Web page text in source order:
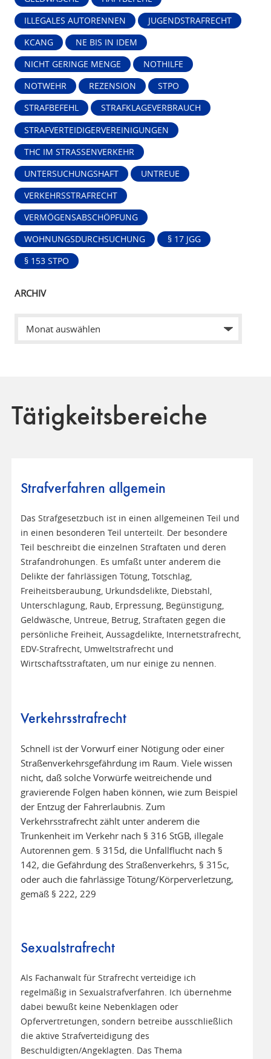
ILLEGALES AUTORENNEN JUGENDSTRAFRECHT
KCANG NE BIS IN IDEM
NICHT GERINGE MENGE NOTHILFE
NOTWEHR REZENSION STPO
STRAFBEFEHL STRAFKLAGEVERBRAUCH
STRAFVERTEIDIGERVEREINIGUNGEN
THC IM STRASSENVERKEHR
UNTERSUCHUNGSHAFT UNTREUE
VERKEHRSSTRAFRECHT
VERMÖGENSABSCHÖPFUNG
WOHNUNGSDURCHSUCHUNG § 17 JGG
§ 153 STPO
ARCHIV
Tätigkeitsbereiche
Strafverfahren allgemein
Das Strafgesetzbuch ist in einen allgemeinen Teil und
in einen besonderen Teil unterteilt. Der besondere
Teil beschreibt die einzelnen Straftaten und deren
Strafandrohungen. Es umfaßt unter anderem die
Delikte der fahrlässigen Tötung, Totschlag,
Freiheitsberaubung, Urkundsdelikte, Diebstahl,
Unterschlagung, Raub, Erpressung, Begünstigung,
Geldwäsche, Untreue, Betrug, Straftaten gegen die
persönliche Freiheit, Aussagdelikte, Internetstrafrecht,
EDV-Strafrecht, Umweltstrafrecht und
Wirtschaftsstraftaten, um nur einige zu nennen.
Verkehrsstrafrecht
Schnell ist der Vorwurf einer Nötigung oder einer
Straßenverkehrsgefährdung im Raum. Viele wissen
nicht, daß solche Vorwürfe weitreichende und
gravierende Folgen haben können, wie zum Beispiel
der Entzug der Fahrerlaubnis. Zum
Verkehrsstrafrecht zählt unter anderem die
Trunkenheit im Verkehr nach § 316 StGB, illegale
Autorennen gem. § 315d, die Unfallflucht nach §
142, die Gefährdung des Straßenverkehrs, § 315c,
oder auch die fahrlässige Tötung/Körperverletzung,
gemäß § 222, 229
Sexualstrafrecht
Als Fachanwalt für Strafrecht verteidige ich
regelmäßig in Sexualstrafverfahren. Ich übernehme
dabei bewußt keine Nebenklagen oder
Opfervertretungen, sondern betreibe ausschließlich
die aktive Strafverteidigung des
Beschuldigten/Angeklagten. Das Thema